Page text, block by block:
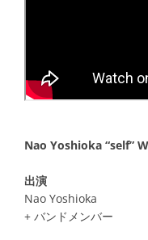
Nao Yoshioka “self”
出演
Nao Yoshioka
+ バンドメンバー